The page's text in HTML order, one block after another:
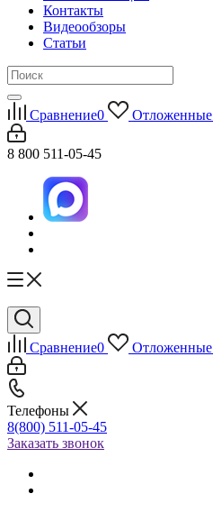
Контакты
Видеообзоры
Статьи
Сравнение0 Отложенные
8 800 511-05-45
Сравнение0 Отложенные
Телефоны
8(800) 511-05-45
Заказать звонок